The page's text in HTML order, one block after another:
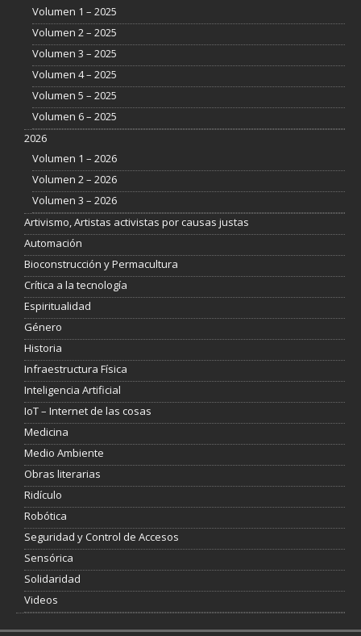
Volumen 1 – 2025
Volumen 2 – 2025
Volumen 3 – 2025
Volumen 4 – 2025
Volumen 5 – 2025
Volumen 6 – 2025
2026
Volumen 1 – 2026
Volumen 2 – 2026
Volumen 3 – 2026
Artivismo, Artistas activistas por causas justas
Automación
Bioconstrucción y Permacultura
Crítica a la tecnología
Espiritualidad
Género
Historia
Infraestructura Física
Inteligencia Artificial
IoT – Internet de las cosas
Medicina
Medio Ambiente
Obras literarias
Ridículo
Robótica
Seguridad y Control de Accesos
Sensórica
Solidaridad
Videos